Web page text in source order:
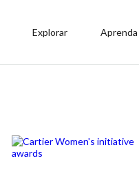
Explorar Aprenda